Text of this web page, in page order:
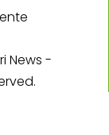
News -